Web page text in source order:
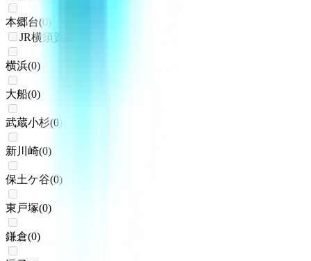
本郷台(0 )
JR横須賀線
横浜(0)
大船(0)
武蔵小杉(0
新川崎(0)
保土ケ谷(0)
東戸塚(0)
鎌倉(0)